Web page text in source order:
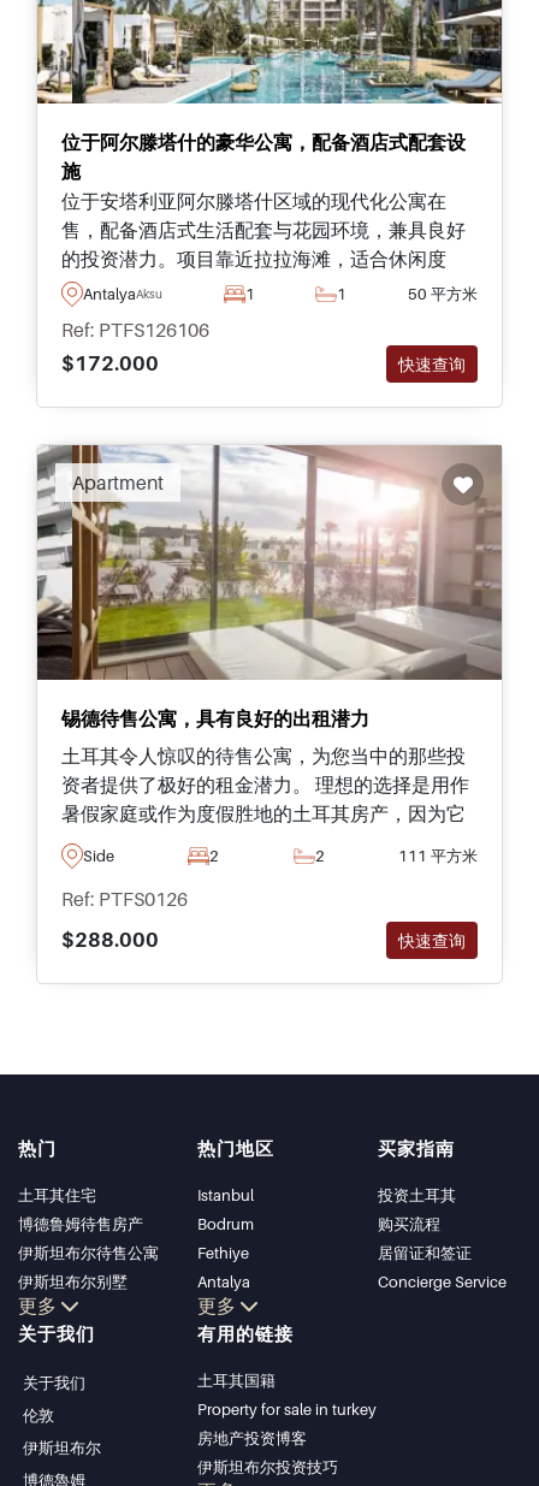
位于阿尔滕塔什的豪华公寓，配备酒店式配套设
施
位于安塔利亚阿尔滕塔什区域的现代化公寓在
售，配备酒店式生活配套与花园环境，兼具良好
的投资潜力。项目靠近拉拉海滩，适合休闲度
假，同时邻近机场，交通连接便捷，出行十分方
AntalyaAksu 1 1 50 平方米
Ref: PTFS126106
$172.000
快速查询
Apartment
锡德待售公寓，具有良好的出租潜力
土耳其令人惊叹的待售公寓，为您当中的那些投
资者提供了极好的租金潜力。 理想的选择是用作
暑假家庭或作为度假胜地的土耳其房产，因为它
的位置靠近最受人们喜爱的海滩之一。
Side 2 2 111 平方米
Ref: PTFS0126
$288.000
快速查询
热门
土耳其住宅
博德鲁姆待售房产
伊斯坦布尔待售公寓
伊斯坦布尔别墅
博德鲁姆别墅
安塔利亚待售公寓
更多
热门地区
Istanbul
Bodrum
Fethiye
Antalya
Kalkan
Alanya
更多
买家指南
投资土耳其
购买流程
居留证和签证
Concierge Service
关于我们
关于我们
伦敦
伊斯坦布尔
博德魯姆
有用的链接
土耳其国籍
Property for sale in turkey
房地产投资博客
伊斯坦布尔投资技巧